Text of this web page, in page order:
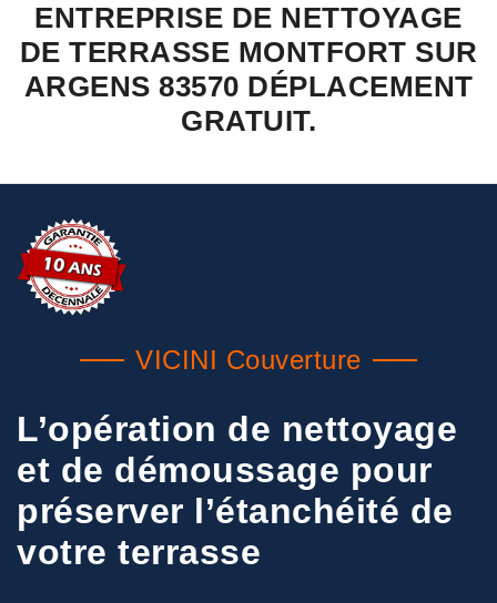
ENTREPRISE DE NETTOYAGE
DE TERRASSE MONTFORT SUR
ARGENS 83570 DÉPLACEMENT
GRATUIT.
VICINI Couverture
L’opération de nettoyage
et de démoussage pour
préserver l’étanchéité de
votre terrasse